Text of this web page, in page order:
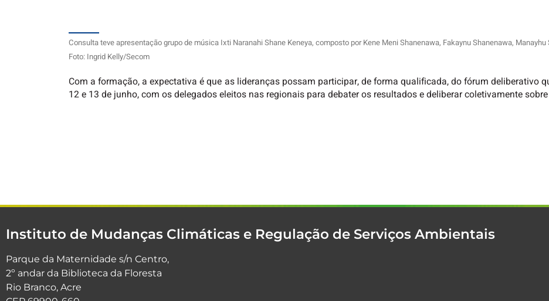
Consulta teve apresentação grupo de música Ixti Naranahi Shane Keneya, composto por Kene Meni Shanenawa, Fakaynu Shanenawa,
Foto: Ingrid Kelly/Secom
Com a formação, a expectativa é que as lideranças possam participar, de forma qualificada, do fórum deliberativo
12 e 13 de junho, com os delegados eleitos nas regionais para debater os resultados e deliberar coletivamente
Instituto de Mudanças Climáticas e Regulação de Serviços Ambientais
Parque da Maternidade s/n Centro,
2º andar da Biblioteca da Floresta
Rio Branco, Acre